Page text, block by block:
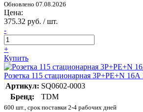
Обновлено 07.08.2026
Цена:
375.32 руб. / шт.
-
+
Купить
Розетка 115 стационарная 3Р+РЕ+N
Артикул: SQ0602-0003
Бренд:
TDM
600 шт., срок поставки 2-4 рабочих дней